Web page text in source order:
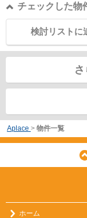
チェックした物
検討リストに
Aplace > 物件一覧
ホーム